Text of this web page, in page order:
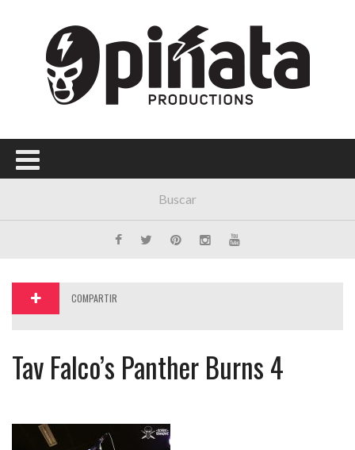
Menú Principal
PORTADA
CONCIERTOS
FESTIVALES
COMPARTIR
Tav Falco’s Panther Burns 4